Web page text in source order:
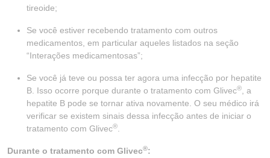
tireoide;
Se você estiver recebendo tratamento com outros
medicamentos, em particular aqueles listados na seção
“Interações medicamentosas”;
Se você já teve ou possa ter agora uma infecção por hepatite
B. Isso ocorre porque durante o tratamento com Glivec®
, a
hepatite B pode se tornar ativa novamente. O seu médico irá
verificar se existem sinais dessa infecção antes de iniciar o
tratamento com Glivec®
Durante o tratamento com Glivec®: